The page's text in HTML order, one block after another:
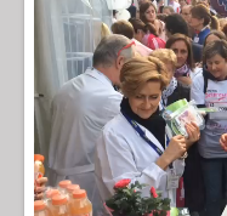
Video
Player